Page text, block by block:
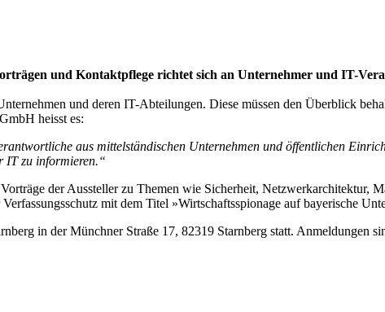
und Kontaktpflege richtet sich an Unternehmer und IT-
und deren IT-Abteilungen. Diese müssen den Überblick
heisst es:
aus mittelständischen Unternehmen und öffentlichen
IT zu informieren.“
der Aussteller zu Themen wie Sicherheit, Netzwerkarchitektur,
mit dem Titel »Wirtschaftsspionage auf bayerische
in der Münchner Straße 17, 82319 Starnberg statt. Anmeldungen